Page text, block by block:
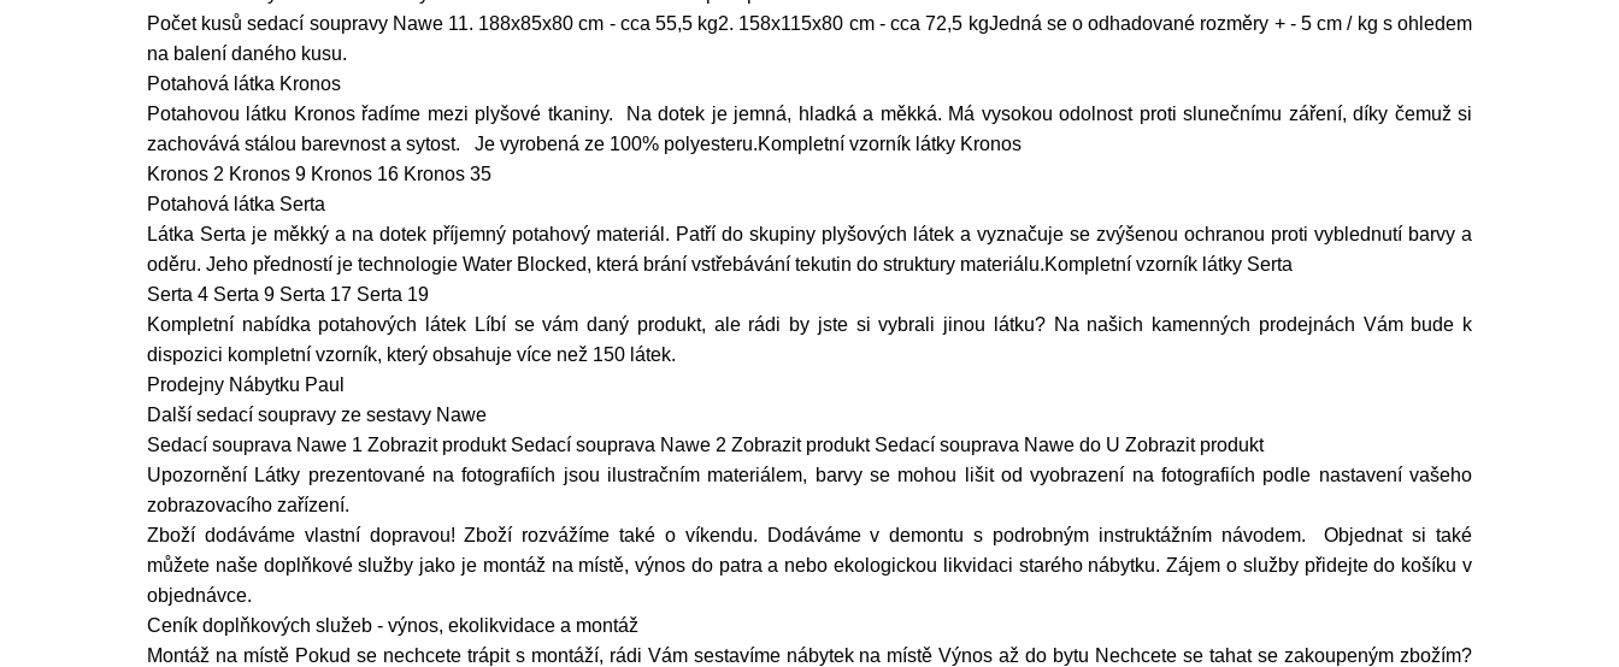
Počet kusů sedací soupravy Nawe 11. 188x85x80 cm - cca 55,5 kg2. 158x115x80 cm - cca 72,5 kgJedná se o odhadované rozměry + - 5 cm / kg s ohledem
na balení daného kusu.
Potahová látka Kronos
Potahovou látku Kronos řadíme mezi plyšové tkaniny. Na dotek je jemná, hladká a měkká. Má vysokou odolnost proti slunečnímu záření, díky čemuž si
zachovává stálou barevnost a sytost. Je vyrobená ze 100% polyesteru.Kompletní vzorník látky Kronos
Kronos 2 Kronos 9 Kronos 16 Kronos 35
Potahová látka Serta
Látka Serta je měkký a na dotek příjemný potahový materiál. Patří do skupiny plyšových látek a vyznačuje se zvýšenou ochranou proti vyblednutí barvy a
oděru. Jeho předností je technologie Water Blocked, která brání vstřebávání tekutin do struktury materiálu.Kompletní vzorník látky Serta
Serta 4 Serta 9 Serta 17 Serta 19
Kompletní nabídka potahových látek Líbí se vám daný produkt, ale rádi by jste si vybrali jinou látku? Na našich kamenných prodejnách Vám bude k
dispozici kompletní vzorník, který obsahuje více než 150 látek.
Prodejny Nábytku Paul
Další sedací soupravy ze sestavy Nawe
Sedací souprava Nawe 1 Zobrazit produkt Sedací souprava Nawe 2 Zobrazit produkt Sedací souprava Nawe do U Zobrazit produkt
Upozornění Látky prezentované na fotografiích jsou ilustračním materiálem, barvy se mohou lišit od vyobrazení na fotografiích podle nastavení vašeho
zobrazovacího zařízení.
Zboží dodáváme vlastní dopravou! Zboží rozvážíme také o víkendu. Dodáváme v demontu s podrobným instruktážním návodem. Objednat si také
můžete naše doplňkové služby jako je montáž na místě, výnos do patra a nebo ekologickou likvidaci starého nábytku. Zájem o služby přidejte do košíku v
objednávce.
Ceník doplňkových služeb - výnos, ekolikvidace a montáž
Montáž na místě Pokud se nechcete trápit s montáží, rádi Vám sestavíme nábytek na místě Výnos až do bytu Nechcete se tahat se zakoupeným zbožím?